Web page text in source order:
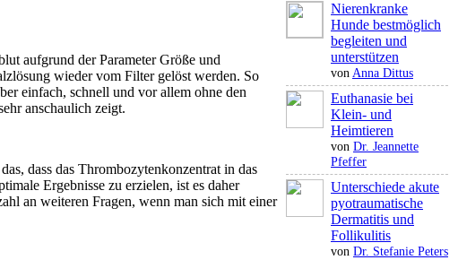
aufgrund der Parameter Größe und
wieder vom Filter gelöst werden. So
einfach, schnell und vor allem ohne den
anschaulich zeigt.
dass das Thrombozytenkonzentrat in das
Ergebnisse zu erzielen, ist es daher
an weiteren Fragen, wenn man sich mit einer
Nierenkranke
Hunde bestmöglich
begleiten und
unterstützen
vonAnna Dittus
Euthanasie bei
Klein- und
Heimtieren
von Dr. Jeannette
Pfeffer
Unterschiede akute
pyotraumatische
Dermatitis und
Follikulitis
von Dr. Stefanie Peters